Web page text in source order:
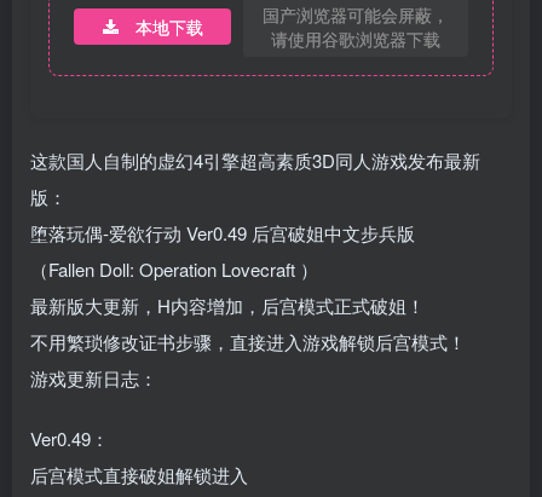
本地下载
国产浏览器可能会屏蔽，
请使用谷歌浏览器下载
这款国人自制的虚幻4引擎超高素质3D同人游戏发布最新
版：
堕落玩偶-爱欲行动 Ver0.49 后宫破姐中文步兵版
（Fallen Doll: Operation Lovecraft ）
最新版大更新，H内容增加，后宫模式正式破姐！
不用繁琐修改证书步骤，直接进入游戏解锁后宫模式！
游戏更新日志：
Ver0.49：
后宫模式直接破姐解锁进入